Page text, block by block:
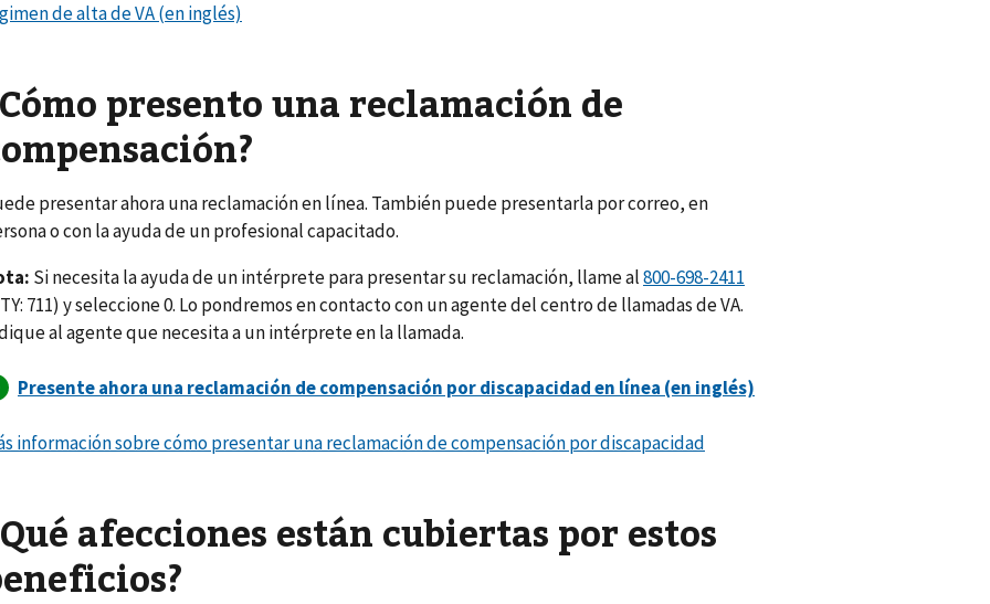
de alta de VA (en inglés)
presento una reclamación de
presentar ahora una reclamación en línea. También puede presentarla por correo, en
o con la ayuda de un profesional capacitado.
Si necesita la ayuda de un intérprete para presentar su reclamación, llame al
711) y seleccione 0. Lo pondremos en contacto con un agente del centro de llamadas de VA.
al agente que necesita a un intérprete en la llamada.
información sobre cómo presentar una reclamación de compensación por discapacidad
afecciones están cubiertas por estos